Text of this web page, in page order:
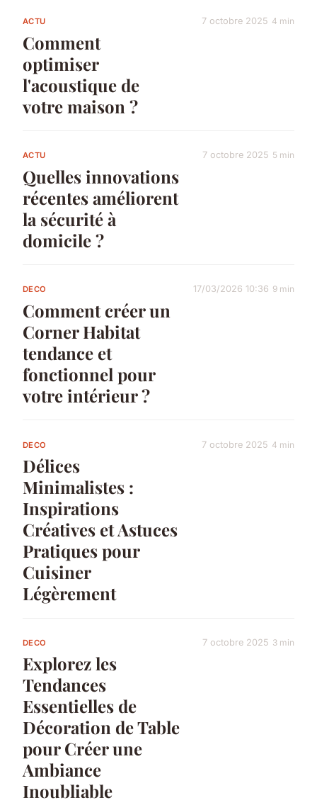
ACTU
Comment
optimiser
l'acoustique de
votre maison ?
7 octobre 2025 4 min
ACTU
Quelles innovations
récentes améliorent
la sécurité à
domicile ?
7 octobre 2025 5 min
DECO
Comment créer un
Corner Habitat
tendance et
fonctionnel pour
votre intérieur ?
17/03/2026 10:36 9 min
DECO
Délices
Minimalistes :
Inspirations
Créatives et Astuces
Pratiques pour
Cuisiner
Légèrement
7 octobre 2025 4 min
DECO
Explorez les
Tendances
Essentielles de
Décoration de Table
pour Créer une
Ambiance
Inoubliable
7 octobre 2025 3 min